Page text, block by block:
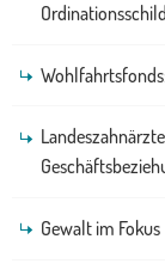
Ordinationsschild
Gewalt im Fokus